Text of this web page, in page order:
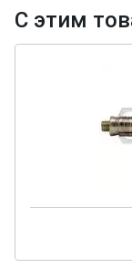
С этим